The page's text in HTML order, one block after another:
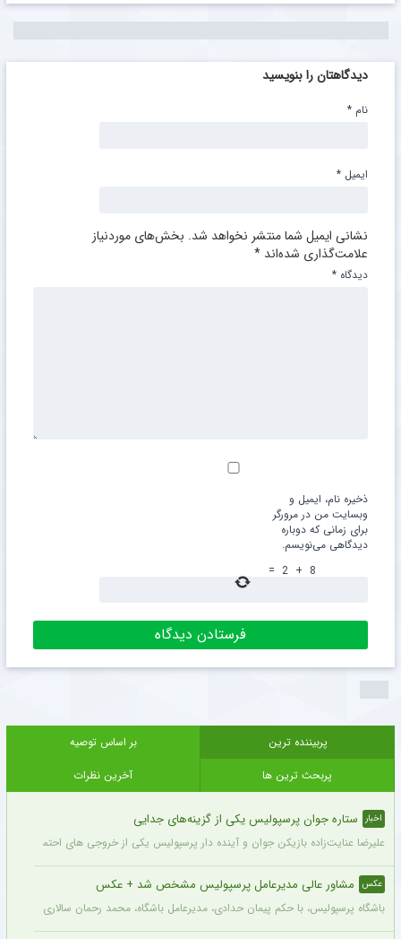
دیدگاهتان را بنویسید
نشانی ایمیل شما منتشر نخواهد شد. بخش‌های موردنیاز
علامت‌گذاری شده‌اند *
دیدگاه *
نام *
ایمیل *
ذخیره نام، ایمیل و
وبسایت من در مرورگر
برای زمانی که دوباره
دیدگاهی می‌نویسم.
8
+
2
=
پربیننده ترین
بر اساس توصیه
پربحث ترین ها
آخرین نظرات
اخبار ستاره جوان پرسپولیس یکی از گزینه‌های جدایی
علیرضا عنایت‌زاده بازیکن جوان و آینده دار پرسپولیس یکی از خروجی های احتمالی
عکس مشاور عالی مدیرعامل پرسپولیس مشخص شد + عکس
باشگاه پرسپولیس، با حکم پیمان حدادی، مدیرعامل باشگاه، محمد رحمان سالاری به